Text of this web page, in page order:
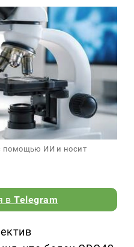
помощью ИИ и носит
вTelegram